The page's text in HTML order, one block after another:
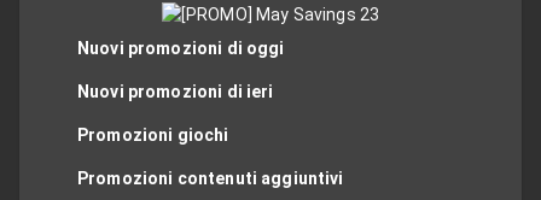
Nuovi promozioni di oggi
Nuovi promozioni di ieri
Promozioni giochi
Promozioni contenuti aggiuntivi